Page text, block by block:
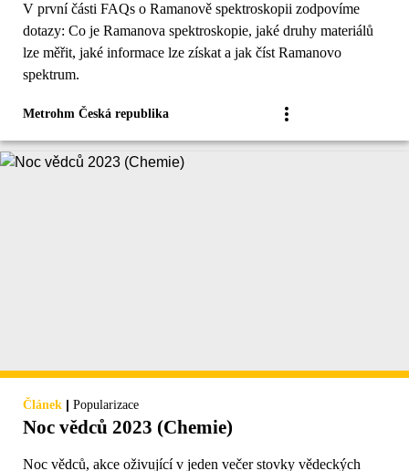
V první části FAQs o Ramanově spektroskopii zodpovíme
dotazy: Co je Ramanova spektroskopie, jaké druhy materiálů
lze měřit, jaké informace lze získat a jak číst Ramanovo
spektrum.
Metrohm Česká republika
Článek | Popularizace
Noc vědců 2023 (Chemie)
Noc vědců, akce oživující v jeden večer stovky vědeckých